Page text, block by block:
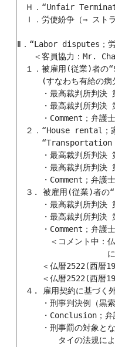
Ｈ．“Unfair
Ｉ．労使紛争（⇒ スト
Ⅱ．“Labor disputes；労
＜客員協力：Mr.
１．被雇用(従業)者の
(すなわち有給の病欠
・最高裁判所判決
・最高裁判所判決
・Comment；弁護士
２．“House rental；
“Transportation
・最高裁判所判決 第
・最高裁判所判決
・Comment；弁護士
３. 被雇用(従業)者の
・最高裁判所判決 第
・最高裁判所判決
・Comment；弁護士
＜コメント中：仏暦
に関する法」の､
＜仏暦2522(西暦
＜仏暦2522(西暦
４. 雇用契約に基づく外
・刑事判決例（黒索
・Conclusion；弁護
・刑事罰の対象となる
タイの法規によって